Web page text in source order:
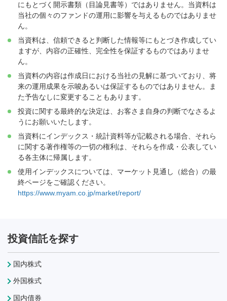
にもとづく開示書類（目論見書等）ではありません。当資料は
当社の個々のファンドの運用に影響を与えるものではありませ
ん。
当資料は、信頼できると判断した情報等にもとづき作成してい
ますが、内容の正確性、完全性を保証するものではありませ
ん。
当資料の内容は作成日における当社の見解に基づいており、将
来の運用成果を示唆あるいは保証するものではありません。ま
た予告なしに変更することもあります。
投資に関する最終的な決定は、お客さま自身の判断でなさるよ
うにお願いいたします。
当資料にインデックス・統計資料等が記載される場合、それら
に関する著作権等の一切の権利は、それらを作成・公表してい
る各主体に帰属します。
使用インデックスについては、マーケット見通し（総合）の最
終ページをご確認ください。
https://www.myam.co.jp/market/report/
投資信託を探す
国内株式
外国株式
国内債券